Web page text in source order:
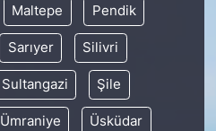
Maltepe Pendik
Sarıyer Silivri
Sultangazi Şile
Ümraniye Üsküdar